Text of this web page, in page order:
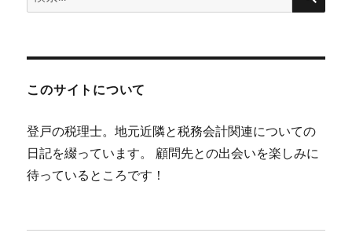
索:
このサイトについて
登戸の税理士。地元近隣と税務会計関連についての
日記を綴っています。 顧問先との出会いを楽しみに
待っているところです！